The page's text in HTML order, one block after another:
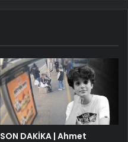
SON DAKİKA | Ahmet